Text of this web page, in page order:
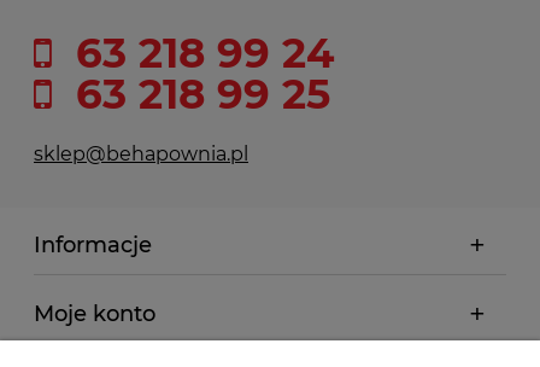
63 218 99 24
63 218 99 25
sklep@behapownia.pl
Informacje
Moje konto